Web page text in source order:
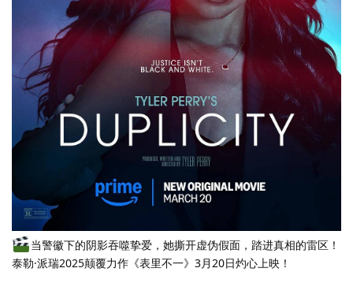
当警徽下的阴影吞噬挚爱，她撕开虚伪假面，踏进真相的雷区！
泰勒·派瑞2025颠覆力作《表里不一》3月20日灼心上映！